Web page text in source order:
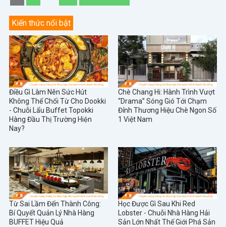
Kiến thức nổi bật
Điều Gì Làm Nên Sức Hút
Không Thể Chối Từ Cho Dookki
- Chuỗi Lẩu Buffet Topokki
Hàng Đầu Thị Trường Hiện
Nay?
Chè Chang Hi: Hành Trình Vượt
“Drama” Sóng Gió Tới Chạm
Đỉnh Thương Hiệu Chè Ngon Số
1 Việt Nam
Từ Sai Lầm Đến Thành Công:
Bí Quyết Quản Lý Nhà Hàng
BUFFET Hiệu Quả
Học Được Gì Sau Khi Red
Lobster - Chuỗi Nhà Hàng Hải
Sản Lớn Nhất Thế Giới Phá Sản